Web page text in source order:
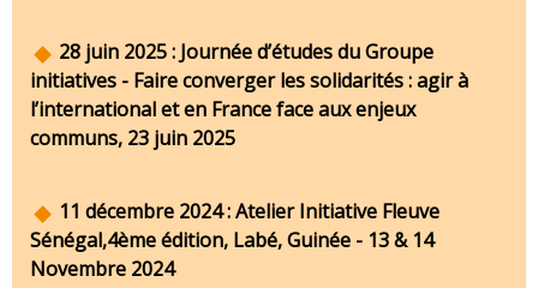
28 juin 2025 : Journée d’études du Groupe
initiatives - Faire converger les solidarités : agir à
l’international et en France face aux enjeux
communs, 23 juin 2025
11 décembre 2024 : Atelier Initiative Fleuve
Sénégal,4ème édition, Labé, Guinée - 13 & 14
Novembre 2024